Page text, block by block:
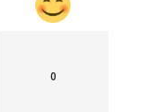
0